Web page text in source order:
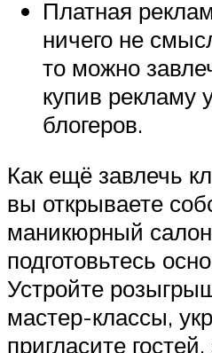
Платная
ничего не
то можно
купив рекламу
блогеров.
Как ещё завлечь
вы открываете
маникюрный
подготовьтесь
Устройте
мастер-классы,
пригласите